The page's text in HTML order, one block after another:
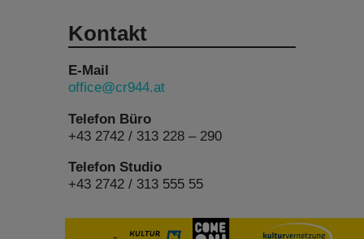
Kontakt
E-Mail
office@cr944.at
Telefon Büro
+43 2742 / 313 228 – 290
Telefon Studio
+43 2742 / 313 555 55